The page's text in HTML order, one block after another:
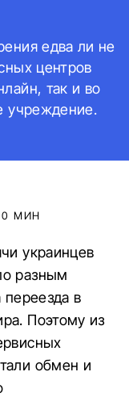
едва ли не
центров
так и во
учреждение.
0 МИН
украинцев
разным
в
Поэтому из
обмен и